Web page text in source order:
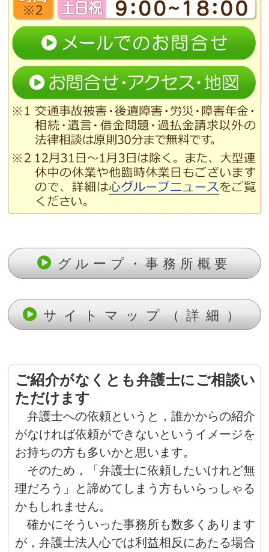
グループ・事務所概要
サイトマップ（詳細）
ご紹介がなくとも弁護士にご相談い
ただけます
弁護士への依頼というと，誰かからの紹介
がなければ依頼ができないというイメージを
お持ちの方も多いかと思います。
そのため，「弁護士に依頼したいけれど無
理だろう」と諦めてしまう方もいらっしゃる
かもしれません。
確かにそういった事務所も数多くあります
が，弁護士法人心では利益相反にあたる場合